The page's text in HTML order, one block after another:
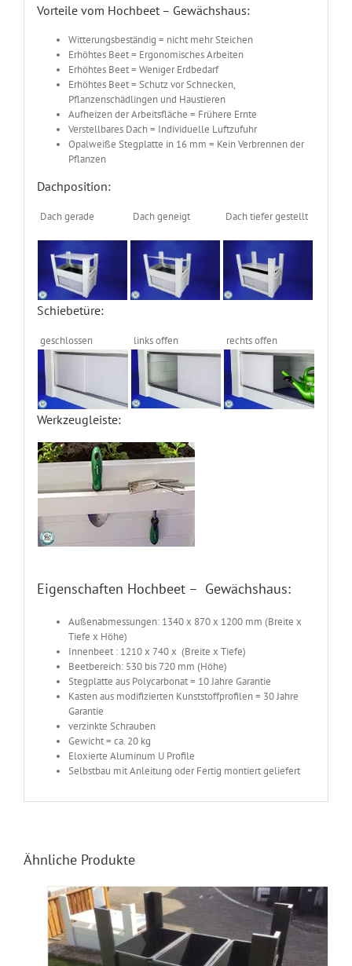
Vorteile vom Hochbeet – Gewächshaus:
Witterungsbeständig = nicht mehr Steichen
Erhöhtes Beet = Ergonomisches Arbeiten
Erhöhtes Beet = Weniger Erdbedarf
Erhöhtes Beet = Schutz vor Schnecken,
Pflanzenschädlingen und Haustieren
Aufheizen der Arbeitsfläche = Frühere Ernte
Verstellbares Dach = Individuelle Luftzufuhr
Opalweiße Stegplatte in 16 mm = Kein Verbrennen der
Pflanzen
Dachposition:
Dach gerade Dach geneigt Dach tiefer gestellt
Schiebetüre:
geschlossen links offen rechts offen
Werkzeugleiste:
Eigenschaften Hochbeet – Gewächshaus:
Außenabmessungen: 1340 x 870 x 1200 mm (Breite x
Tiefe x Höhe)
Innenbeet : 1210 x 740 x (Breite x Tiefe)
Beetbereich: 530 bis 720 mm (Höhe)
Stegplatte aus Polycarbonat = 10 Jahre Garantie
Kasten aus modifizierten Kunststoffprofilen = 30 Jahre
Garantie
verzinkte Schrauben
Gewicht = ca. 20 kg
Eloxierte Aluminum U Profile
Selbstbau mit Anleitung oder Fertig montiert geliefert
Ähnliche Produkte